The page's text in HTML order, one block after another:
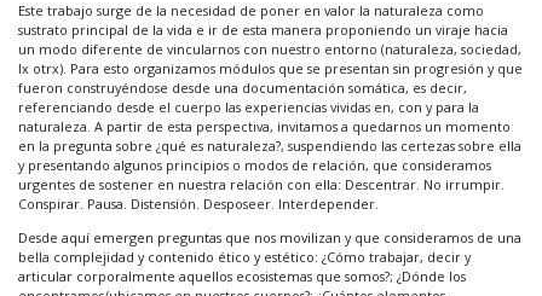
Este trabajo surge de la necesidad de poner en valor la naturaleza como
sustrato principal de la vida e ir de esta manera proponiendo un viraje hacia
un modo diferente de vincularnos con nuestro entorno (naturaleza, sociedad,
lx otrx). Para esto organizamos módulos que se presentan sin progresión y que
fueron construyéndose desde una documentación somática, es decir,
referenciando desde el cuerpo las experiencias vividas en, con y para la
naturaleza. A partir de esta perspectiva, invitamos a quedarnos un momento
en la pregunta sobre ¿qué es naturaleza?, suspendiendo las certezas sobre ella
y presentando algunos principios o modos de relación, que consideramos
urgentes de sostener en nuestra relación con ella: Descentrar. No irrumpir.
Conspirar. Pausa. Distensión. Desposeer. Interdepender.
Desde aquí emergen preguntas que nos movilizan y que consideramos de una
bella complejidad y contenido ético y estético: ¿Cómo trabajar, decir y
articular corporalmente aquellos ecosistemas que somos?; ¿Dónde los